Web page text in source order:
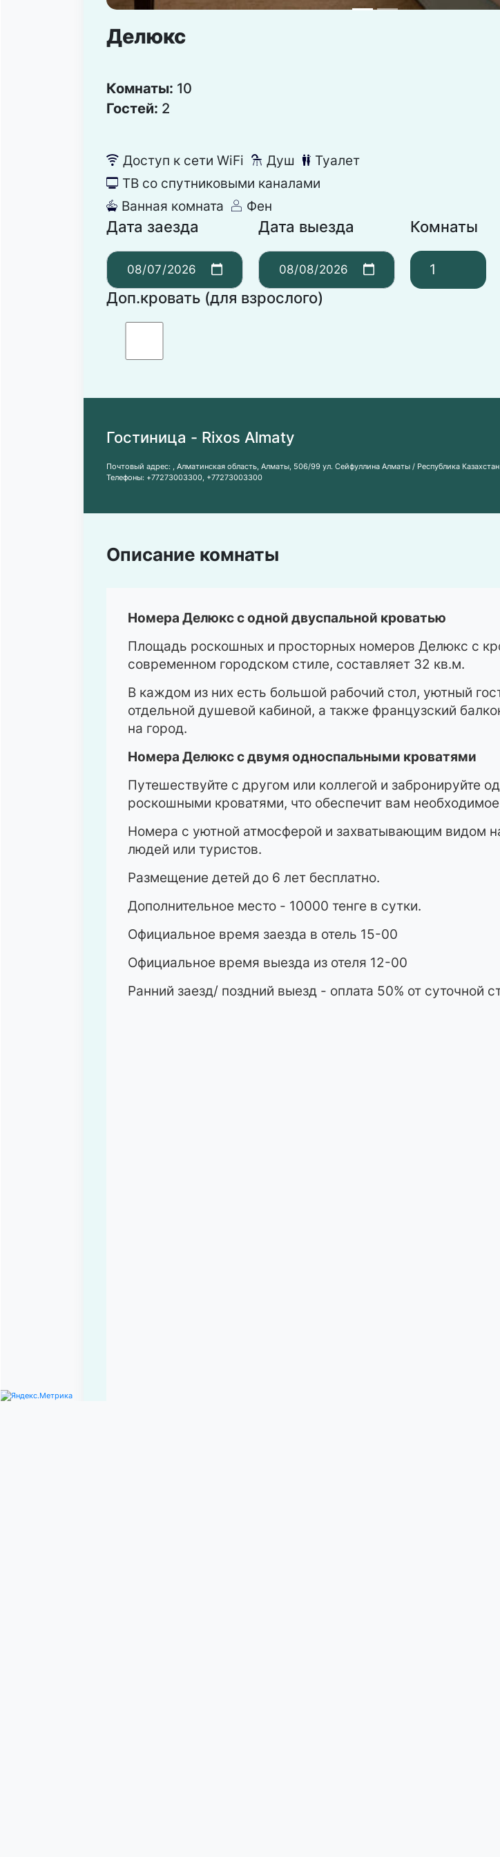
Делюкс
Комнаты: 10
Гостей: 2
뀄 Доступ к сети WiFi 댴 Душ 댃 Туалет
넎 ТВ со спутниковыми каналами
넸 Ванная комната 덶 Фен
Дата заезда Дата выезда Комнаты
Доп.кровать (для взрослого)
Гостиница - Rixos Almaty
Почтовый адрес: , Алматинская область, Алматы, 506/99 ул. Сейфуллина Алматы / Республика Казахстан
Телефоны: +77273003300, +77273003300
Описание комнаты